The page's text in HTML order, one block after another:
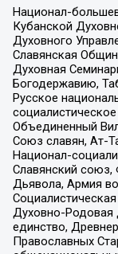
Национал-
Кубанской
Духовного
Славянская
Духовная
Богодержавию,
Русское
Объединенный
Союз славян, Ат-
Национал-
Славянский
Дьявола, Армия
Духовно-Родовая
единство,
Православных